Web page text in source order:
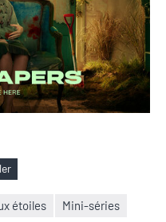
étoiles
Mini-séries